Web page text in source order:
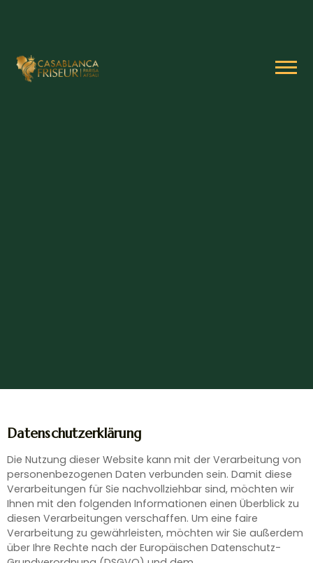
Datenschutzerklärung
Die Nutzung dieser Website kann mit der Verarbeitung von
personenbezogenen Daten verbunden sein. Damit diese
Verarbeitungen für Sie nachvollziehbar sind, möchten wir
Ihnen mit den folgenden Informationen einen Überblick zu
diesen Verarbeitungen verschaffen. Um eine faire
Verarbeitung zu gewährleisten, möchten wir Sie außerdem
über Ihre Rechte nach der Europäischen Datenschutz-